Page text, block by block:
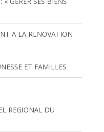
A LA RENOVATION
ET FAMILLES
REGIONAL DU